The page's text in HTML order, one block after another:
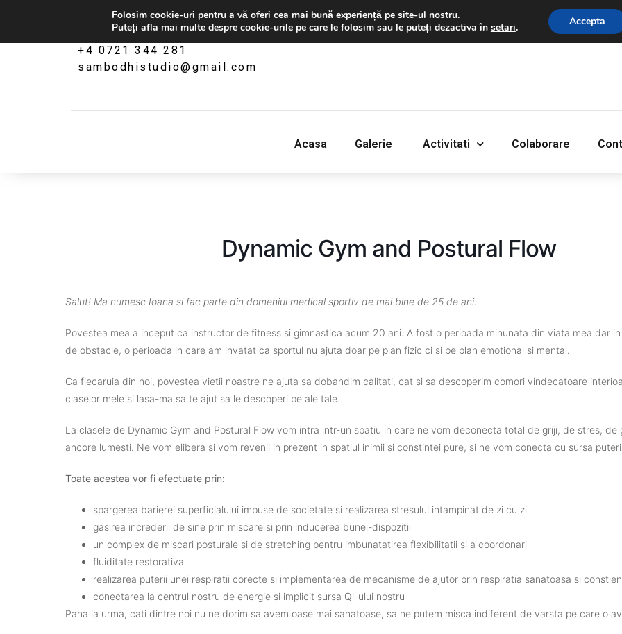
+4 0721 344 281
sambodhistudio@gmail.com
‎Acasa Galerie ‎ ‎Activitati‎ Colaborare
‎Acasa Galerie ‎ ‎Activitati‎ Colaborare
Dynamic Gym and Postural Flow
Salut! Ma numesc Ioana si fac parte din domeniul medical sportiv de mai bine de 25 de ani.
Povestea mea a inceput ca instructor de fitness si gimnastica acum 20 ani. A fost o perioada minunata din viata mea dar in
de obstacle, o perioada in care am invatat ca sportul nu ajuta doar pe plan fizic ci si pe plan emotional si mental.
Ca fiecaruia din noi, povestea vietii noastre ne ajuta sa dobandim calitati, cat si sa descoperim comori vindecatoare
claselor mele si lasa-ma sa te ajut sa le descoperi pe ale tale.
La clasele de Dynamic Gym and Postural Flow vom intra intr-un spatiu in care ne vom deconecta total de griji, de stres, de
ancore lumesti. Ne vom elibera si vom revenii in prezent in spatiul inimii si constintei pure, si ne vom conecta cu sursa
Toate acestea vor fi efectuate prin:
spargerea barierei superficialului impuse de societate si realizarea stresului intampinat de zi cu zi
gasirea increderii de sine prin miscare si prin inducerea bunei-dispozitii
un complex de miscari posturale si de stretching pentru imbunatatirea flexibilitatii si a coordonari
fluiditate restorativa
realizarea puterii unei respiratii corecte si implementarea de mecanisme de ajutor prin respiratia sanatoasa si
conectarea la centrul nostru de energie si implicit sursa Qi-ului nostru
Pana la urma, cati dintre noi nu ne dorim sa avem oase mai sanatoase, sa ne putem misca indiferent de varsta pe care o
Folosim cookie-uri pentru a vă oferi cea mai bună experiență pe site-ul nostru.
Puteți afla mai multe despre cookie-urile pe care le folosim sau le puteți dezactiva în setari. Accepta